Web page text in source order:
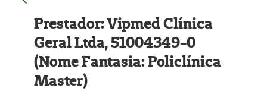
Prestador: Vipmed Clínica
Geral Ltda, 51004349-0
(Nome Fantasia: Policlínica
Master)